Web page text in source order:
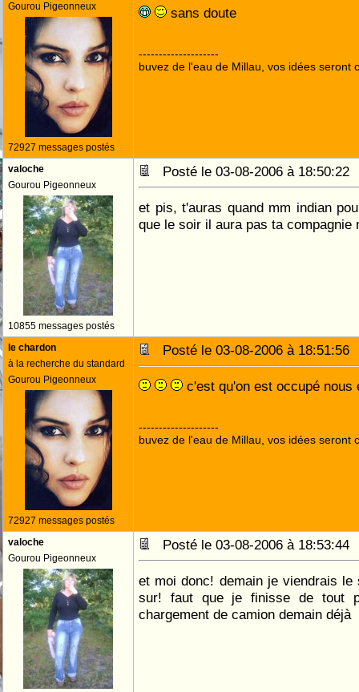
Gourou Pigeonneux
72927 messages postés
sans doute
--------------------
buvez de l'eau de Millau, vos idées seront
valoche
Gourou Pigeonneux
10855 messages postés
Posté le 03-08-2006 à
et pis, t'auras quand mm indian
que le soir il aura pas ta compagnie
le chardon
à la recherche du standard
Gourou Pigeonneux
72927 messages postés
Posté le 03-08-2006 à
c'est qu'on est occupé
--------------------
buvez de l'eau de Millau, vos idées seront
valoche
Gourou Pigeonneux
Posté le 03-08-2006 à
et moi donc! demain je viendrais
sur! faut que je finisse de tout
chargement de camion demain déjà